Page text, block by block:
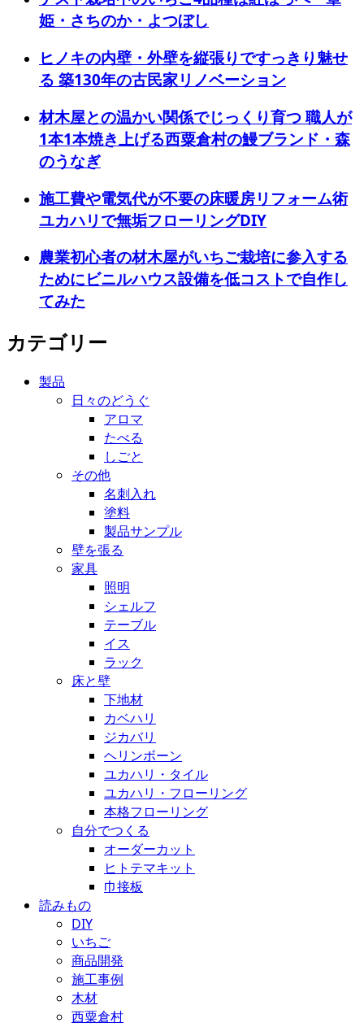
姫・さちのか・よつぼし
ヒノキの内壁・外壁を縦張りですっきり魅せ
る 築130年の古民家リノベーション
材木屋との温かい関係でじっくり育つ 職人が
1本1本焼き上げる西粟倉村の鰻ブランド・森
のうなぎ
施工費や電気代が不要の床暖房リフォーム術
ユカハリで無垢フローリングDIY
農業初心者の材木屋がいちご栽培に参入する
ためにビニルハウス設備を低コストで自作し
てみた
カテゴリー
製品
日々のどうぐ
アロマ
たべる
しごと
その他
名刺入れ
塗料
製品サンプル
壁を張る
家具
照明
シェルフ
テーブル
イス
ラック
床と壁
下地材
カベハリ
ジカバリ
ヘリンボーン
ユカハリ・タイル
ユカハリ・フローリング
本格フローリング
自分でつくる
オーダーカット
ヒトテマキット
巾接板
読みもの
DIY
いちご
商品開発
施工事例
木材
西粟倉村